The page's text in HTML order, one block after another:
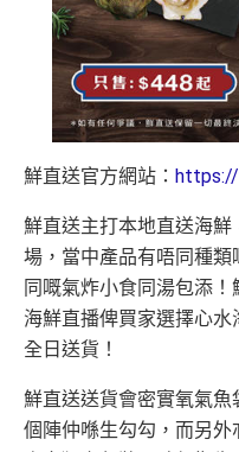
鮮直送官方網站：
鮮直送主打本地直送海
場，當中產品有唔同種
同嘅氣炸小食同湯包添
海鮮直播俾買家選擇心
全日送貨！
鮮直送送貨會密實氧氣
個陣仲喺生勾勾，而另